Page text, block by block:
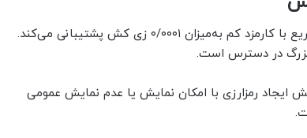
: زی کش از تراکنش‌های فوق‌سریع با کارمزد کم به‌میزان ۰/۰۰۰۱ زی کش پشتیبانی می‌کند.
بزرگ در دسترس است.
رمزارزی با امکان نمایش یا عدم نمایش عمومی